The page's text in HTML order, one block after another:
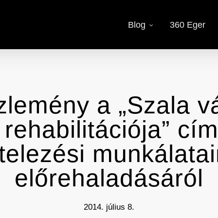
Blog 360 Eger
a „Szala
előrehaladásáról
2014. július 8.